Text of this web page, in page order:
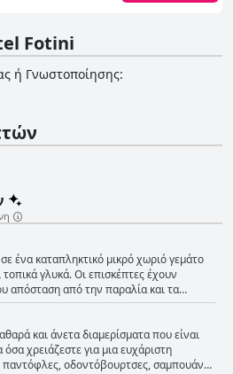
Fotini
ή Γνωστοποίησης:
ένα καταπληκτικό μικρό χωριό γεμάτο
τοπικά γλυκά. Οι επισκέπτες έχουν
απόσταση από την παραλία και τα
εύκολα προσβάσιμα με τα πόδια. Ενώ
πόλης, η τοποθεσία περιγράφεται ως
φιλικό και το πρωινό είναι τέλειο.
σε βολική τοποθεσία κοντά σε
που απέχει μόλις 5 λεπτά με τα
και άνετα διαμερίσματα που είναι
χρειάζεστε για μια ευχάριστη
παντόφλες, οδοντόβουρτσες, σαμπουάν